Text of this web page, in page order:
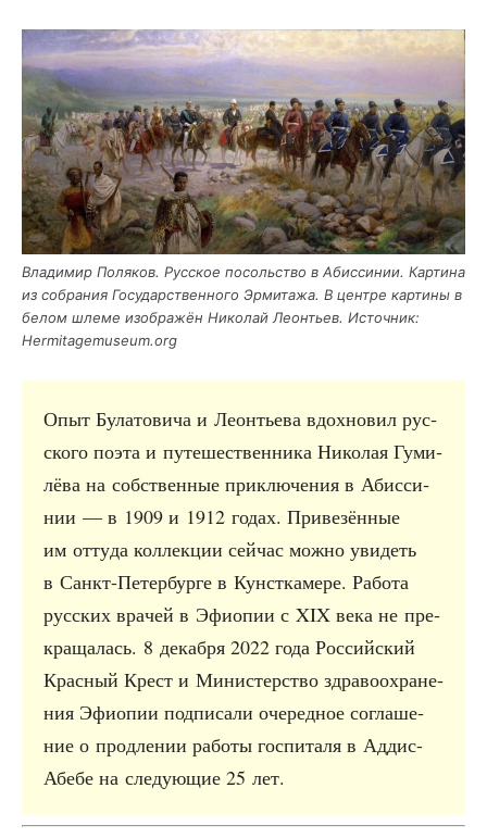
Вла­ди­мир Поля­ков. Рус­ское посоль­ство в Абис­си­нии. Кар­ти­на
из собра­ния Госу­дар­ствен­но­го Эрми­та­жа. В цен­тре кар­ти­ны в
белом шле­ме изоб­ра­жён Нико­лай Леон­тьев. Источ­ник:
Hermitagemuseum.org
Опыт Була­то­ви­ча и Леон­тье­ва вдох­но­вил рус­
ско­го поэта и путе­ше­ствен­ни­ка Нико­лая Гуми­
лё­ва на соб­ствен­ные при­клю­че­ния в Абис­си­
нии — в 1909 и 1912 годах. При­ве­зён­ные
им отту­да кол­лек­ции сей­час мож­но уви­деть
в Санкт-Петер­бур­ге в Кунст­ка­ме­ре. Рабо­та
рус­ских вра­чей в Эфи­о­пии с XIX века не пре­
кра­ща­лась. 8 декаб­ря 2022 года Рос­сий­ский
Крас­ный Крест и Мини­стер­ство здра­во­охра­не­
ния Эфи­о­пии под­пи­са­ли оче­ред­ное согла­ше­
ние о про­дле­нии рабо­ты гос­пи­та­ля в Аддис-
Абе­бе на сле­ду­ю­щие 25 лет.